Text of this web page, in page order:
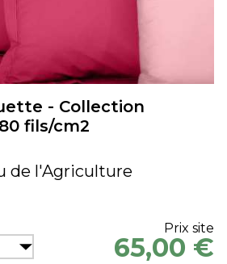
- Collection
fils/cm2
de l'Agriculture
Prix site
65,00 €